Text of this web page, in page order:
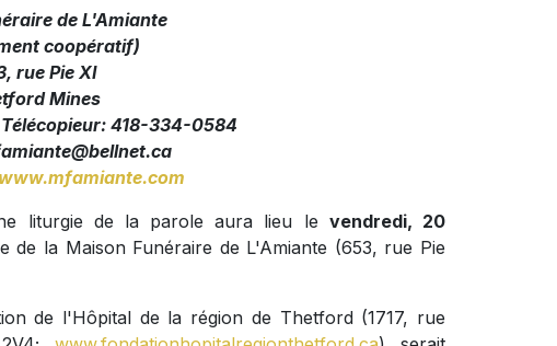
de L'Amiante
coopératif)
rue Pie XI
Mines
418-334-0584
www.mfamiante.com
liturgie de la parole aura lieu le vendredi, 20
de la Maison Funéraire de L'Amiante (653, rue Pie
de l'Hôpital de la région de Thetford (1717, rue